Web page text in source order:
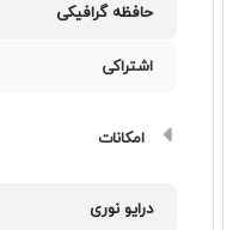
حافظه گرافیکی
اشتراکی
امکانات
درایو نوری